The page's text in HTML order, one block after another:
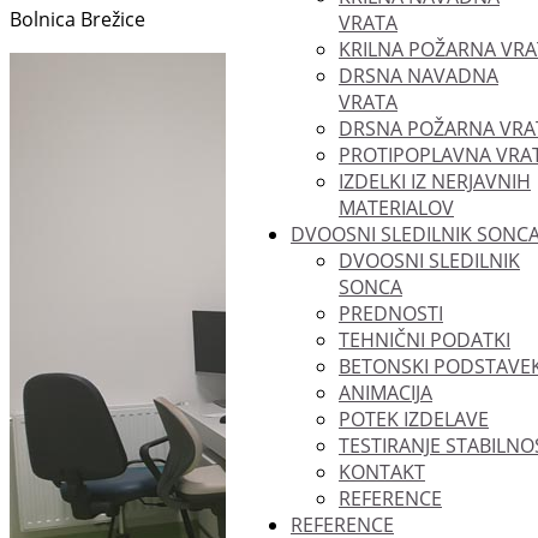
VRATA
KRILNA POŽARNA
DRSNA NAVADNA
VRATA
DRSNA POŽARNA
PROTIPOPLAVNA
IZDELKI IZ NERJAVNIH
MATERIALOV
DVOOSNI SLEDILNIK
DVOOSNI SLEDILNIK
SONCA
PREDNOSTI
TEHNIČNI PODATKI
BETONSKI
ANIMACIJA
POTEK IZDELAVE
TESTIRANJE
KONTAKT
REFERENCE
REFERENCE
Bolnica Brežice